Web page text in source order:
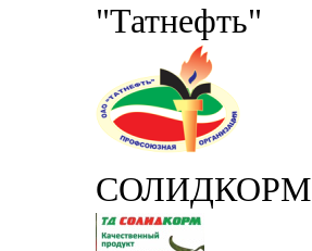
"Татнефть"
СОЛИДКОРМ